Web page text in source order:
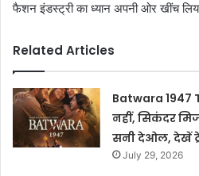
फैशन इंडस्ट्री का ध्यान अपनी ओर खींच
Related Articles
Batwara 1947
नहीं, सिकंदर
सनी देओल, देखें
July 29, 2026